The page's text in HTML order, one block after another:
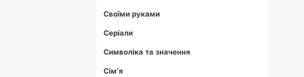
Своїми руками
Серіали
Символіка та значення
Сім'я